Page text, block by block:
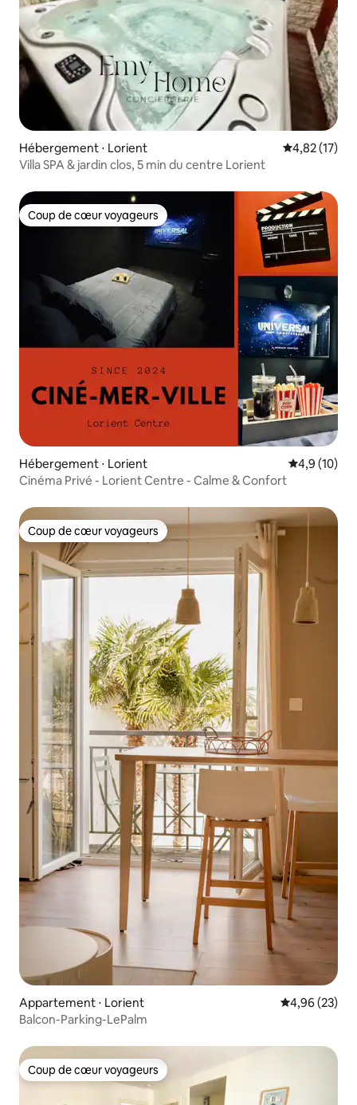
Hébergement ⋅ Lorient Évaluation
4,82 (17)
Villa SPA & jardin clos, 5 min du centre Lorient
Coup de cœur voyageurs
Coup de cœur voyageurs
Hébergement ⋅ Lorient Évaluation
4,9 (10)
Cinéma Privé - Lorient Centre - Calme & Confort
Coup de cœur voyageurs
Coup de cœur voyageurs
Appartement ⋅ Lorient Évaluation
4,96 (23)
Balcon-Parking-LePalm
Coup de cœur voyageurs
Coup de cœur voyageurs